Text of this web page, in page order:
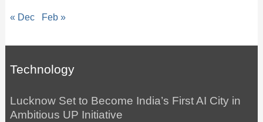
« Dec Feb »
Technology
Lucknow Set to Become India’s First AI City in
Ambitious UP Initiative